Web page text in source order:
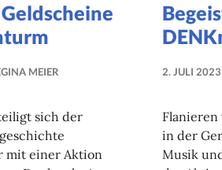
MEIER
sich der
mit einer Aktion
2. JULI 2023
Flanieren
in der
Musik